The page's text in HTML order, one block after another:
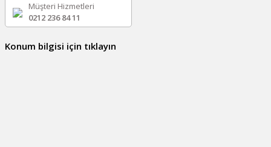
Müşteri Hizmetleri
0212 236 84 11
Konum bilgisi için tıklayın